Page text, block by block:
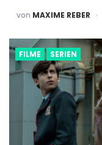
POSTED
BY
von MAXIME REBER
FILME SERIEN